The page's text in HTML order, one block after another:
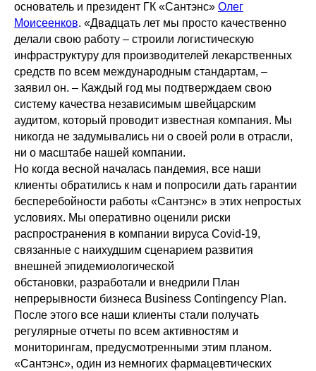
основатель и президент ГК «Сантэнс» Олег
Моисеенков. «Двадцать лет мы просто качественно
делали свою работу – строили логистическую
инфраструктуру для производителей лекарственных
средств по всем международным стандартам, –
заявил он. – Каждый год мы подтверждаем свою
систему качества независимым швейцарским
аудитом, который проводит известная компания. Мы
никогда не задумывались ни о своей роли в отрасли,
ни о масштабе нашей компании.
Но когда весной началась пандемия, все наши
клиенты обратились к нам и попросили дать гарантии
бесперебойности работы «Сантэнс» в этих непростых
условиях. Мы оперативно оценили риски
распространения в компании вируса Covid-19,
связанные с наихудшим сценарием развития
внешней эпидемиологической
обстановки, разработали и внедрили План
непрерывности бизнеса Business Contingency Plan.
После этого все наши клиенты стали получать
регулярные отчеты по всем активностям и
мониторингам, предусмотренными этим планом.
«Сантэнс», один из немногих фармацевтических